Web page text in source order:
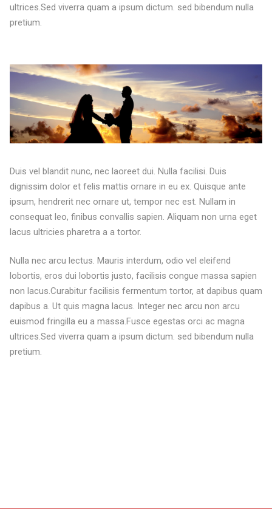
ultrices.Sed viverra quam a ipsum dictum. sed bibendum nulla
pretium.
Duis vel blandit nunc, nec laoreet dui. Nulla facilisi. Duis
dignissim dolor et felis mattis ornare in eu ex. Quisque ante
ipsum, hendrerit nec ornare ut, tempor nec est. Nullam in
consequat leo, finibus convallis sapien. Aliquam non urna eget
lacus ultricies pharetra a a tortor.
Nulla nec arcu lectus. Mauris interdum, odio vel eleifend
lobortis, eros dui lobortis justo, facilisis congue massa sapien
non lacus.Curabitur facilisis fermentum tortor, at dapibus quam
dapibus a. Ut quis magna lacus. Integer nec arcu non arcu
euismod fringilla eu a massa.Fusce egestas orci ac magna
ultrices.Sed viverra quam a ipsum dictum. sed bibendum nulla
pretium.